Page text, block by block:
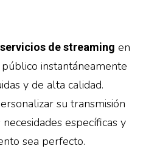
servicios de streaming en
instantáneamente
y de alta calidad.
su transmisión
específicas y
sea perfecto.